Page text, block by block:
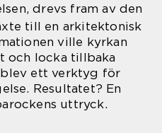
drevs fram av den
till en arkitektonisk
ville kyrkan
och locka tillbaka
ett verktyg för
Resultatet? En
uttryck.